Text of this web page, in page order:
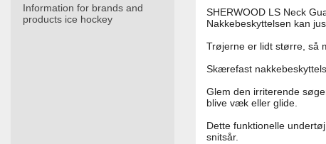
Information for brands and
products ice hockey
SHERWOOD LS Neck
Nakkebeskyttelsen kan
Trøjerne er lidt større, så
Skærefast
Glem den irriterende
blive væk eller glide.
Dette funktionelle
snitsår.